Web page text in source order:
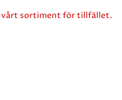
vårt sortiment för tillfället.